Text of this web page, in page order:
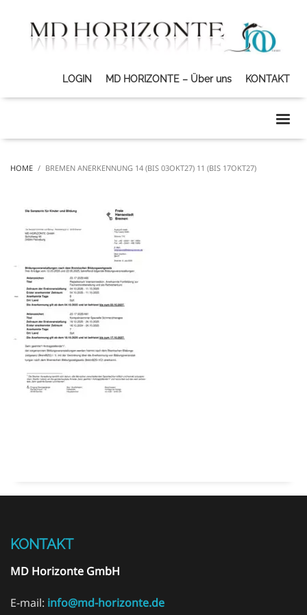
LOGIN MD HORIZONTE – Über uns KONTAKT
HOME BREMEN ANERKENNUNG 14 (BIS 03OKT27) 11 (BIS 17OKT27)
KONTAKT
MD Horizonte GmbH
E-mail: info@md-horizonte.de